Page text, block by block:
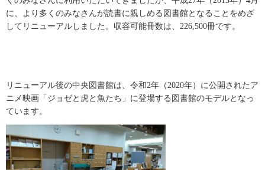
に、より多くのみなさんが読書に親しめる図書館となることをめざ
してリニューアルしました。収容可能冊数は、226,500冊です。
リニューアル後の中央図書館は、令和2年（2020年）に公開されたア
ニメ映画「ジョゼと虎と魚たち」に登場する図書館のモデルとなっ
ています。